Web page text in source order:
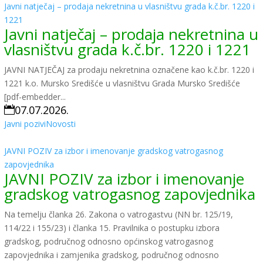
Javni natječaj – prodaja nekretnina u vlasništvu grada k.č.br. 1220 i
1221
Javni natječaj – prodaja nekretnina u
vlasništvu grada k.č.br. 1220 i 1221
JAVNI NATJEČAJ za prodaju nekretnina označene kao k.č.br. 1220 i
1221 k.o. Mursko Središće u vlasništvu Grada Mursko Središće
[pdf-embedder...
07.07.2026.
Javni poziviNovosti
JAVNI POZIV za izbor i imenovanje gradskog vatrogasnog
zapovjednika
JAVNI POZIV za izbor i imenovanje
gradskog vatrogasnog zapovjednika
Na temelju članka 26. Zakona o vatrogastvu (NN br. 125/19,
114/22 i 155/23) i članka 15. Pravilnika o postupku izbora
gradskog, područnog odnosno općinskog vatrogasnog
zapovjednika i zamjenika gradskog, područnog odnosno